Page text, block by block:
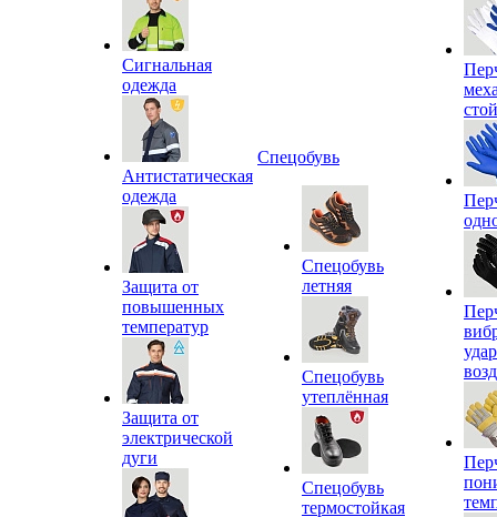
Сигнальная
одежда
Антистатическая
одежда
Защита от
повышенных
температур
Защита от
электрической
дуги
Спецобувь
Спецобувь
летняя
Спецобувь
утеплённая
Спецобувь
термостойкая